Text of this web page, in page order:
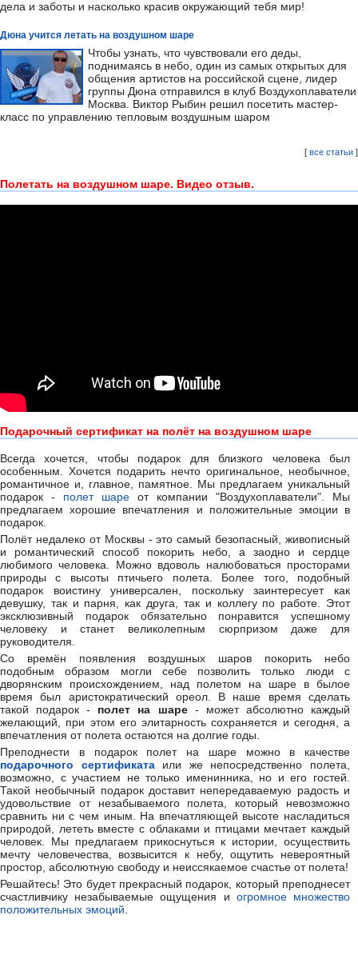
дела и заботы и насколько красив окружающий тебя мир!
Дюна учится летать на воздушном шаре
Чтобы узнать, что чувствовали его деды,
поднимаясь в небо, один из самых открытых для
общения артистов на российской сцене, лидер
группы Дюна отправился в клуб Воздухоплаватели
Москва. Виктор Рыбин решил посетить мастер-
класс по управлению тепловым воздушным шаром
[ все статьи ]
Полетать на воздушном шаре. Видео отзыв.
Подарочный сертификат на полёт на воздушном шаре
Всегда хочется, чтобы подарок для близкого человека был
особенным. Хочется подарить нечто оригинальное, необычное,
романтичное и, главное, памятное. Мы предлагаем уникальный
подарок - полет шаре от компании "Воздухоплаватели". Мы
предлагаем хорошие впечатления и положительные эмоции в
подарок.
Полёт недалеко от Москвы - это самый безопасный, живописный
и романтический способ покорить небо, а заодно и сердце
любимого человека. Можно вдоволь налюбоваться просторами
природы с высоты птичьего полета. Более того, подобный
подарок воистину универсален, поскольку заинтересует как
девушку, так и парня, как друга, так и коллегу по работе. Этот
эксклюзивный подарок обязательно понравится успешному
человеку и станет великолепным сюрпризом даже для
руководителя.
Со времён появления воздушных шаров покорить небо
подобным образом могли себе позволить только люди с
дворянским происхождением, над полетом на шаре в былое
время был аристократический ореол. В наше время сделать
такой подарок - полет на шаре- может абсолютно каждый
желающий, при этом его элитарность сохраняется и сегодня, а
впечатления от полета остаются на долгие годы.
Преподнести в подарок полет на шаре можно в качестве
подарочного сертификатаили же непосредственно полета,
возможно, с участием не только именинника, но и его гостей.
Такой необычный подарок доставит непередаваемую радость и
удовольствие от незабываемого полета, который невозможно
сравнить ни с чем иным. На впечатляющей высоте насладиться
природой, лететь вместе с облаками и птицами мечтает каждый
человек. Мы предлагаем прикоснуться к истории, осуществить
мечту человечества, возвысится к небу, ощутить невероятный
простор, абсолютную свободу и неиссякаемое счастье от полета!
Решайтесь! Это будет прекрасный подарок, который преподнесет
счастливчику незабываемые ощущения и огромное множество
положительных эмоций